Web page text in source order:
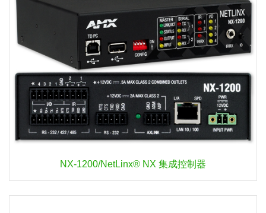
NX-1200/NetLinx® NX 集成控制器